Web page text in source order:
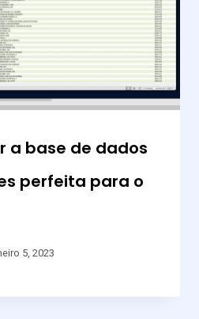
a base de dados
perfeita para o
5, 2023